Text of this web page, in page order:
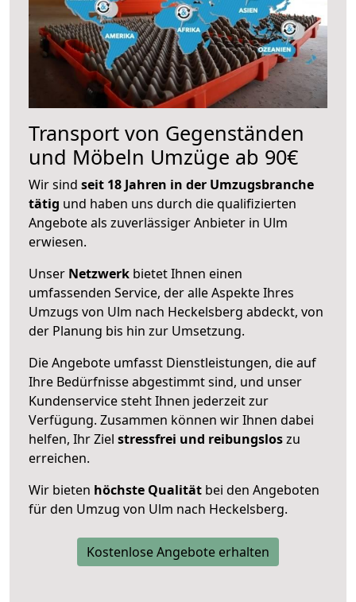
Transport von Gegenständen
und Möbeln Umzüge ab 90€
Wir sind seit 18 Jahren in der Umzugsbranche
tätig und haben uns durch die qualifizierten
Angebote als zuverlässiger Anbieter in Ulm
erwiesen.
Unser Netzwerk bietet Ihnen einen
umfassenden Service, der alle Aspekte Ihres
Umzugs von Ulm nach Heckelsberg abdeckt, von
der Planung bis hin zur Umsetzung.
Die Angebote umfasst Dienstleistungen, die auf
Ihre Bedürfnisse abgestimmt sind, und unser
Kundenservice steht Ihnen jederzeit zur
Verfügung. Zusammen können wir Ihnen dabei
helfen, Ihr Ziel stressfrei und reibungsloszu
erreichen.
Wir bieten höchste Qualität bei den Angeboten
für den Umzug von Ulm nach Heckelsberg.
Kostenlose Angebote erhalten